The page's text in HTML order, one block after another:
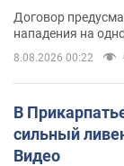
Договор
нападения на
8.08.2026 00:22
В
сильный
Видео